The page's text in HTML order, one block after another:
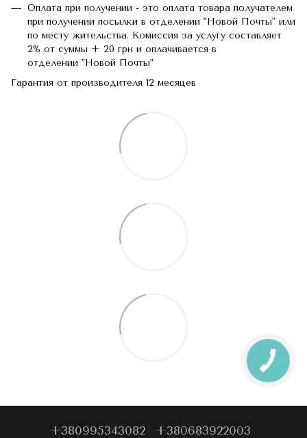
Оплата при получении - это оплата товара получателем
при получении посылки в отделении "Новой Почты" или
по месту жительства. Комиссия за услугу составляет
2% от суммы + 20 грн и оплачивается в
отделении "Новой Почты"
Гарантия от производителя 12 месяцев
+380995343082 +380683922003